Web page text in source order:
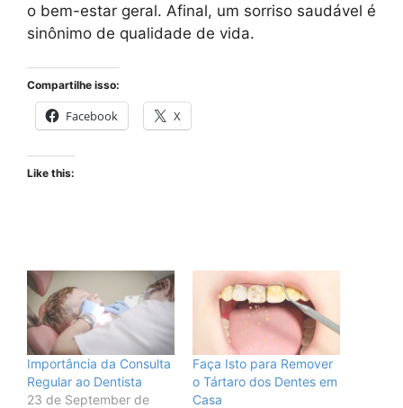
o bem-estar geral. Afinal, um sorriso saudável é
sinônimo de qualidade de vida.
Compartilhe isso:
Facebook X
Like this:
Importância da Consulta
Regular ao Dentista
23 de September de
Faça Isto para Remover
o Tártaro dos Dentes em
Casa